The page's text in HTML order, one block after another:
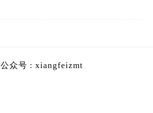
公众号 : xiangfeizmt